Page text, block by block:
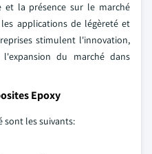
et la présence sur le marché
applications de légèreté et
stimulent l'innovation,
du marché dans
Epoxy
sont les suivants: